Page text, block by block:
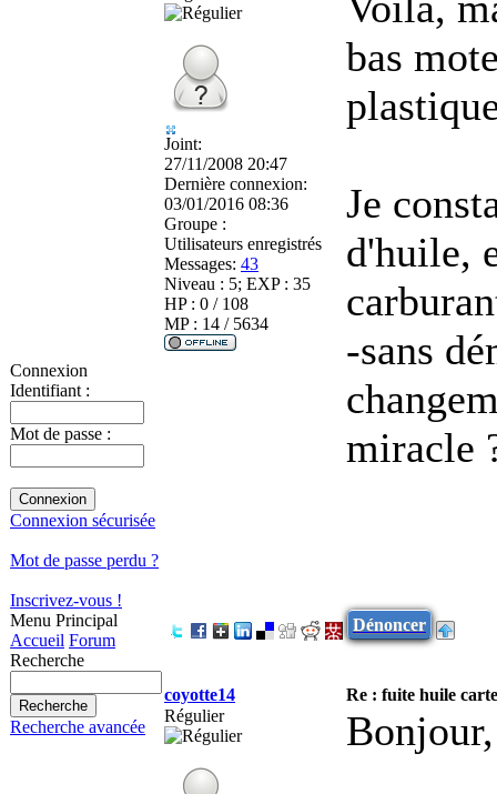
Connexion
Identifiant :
Mot de passe :
Connexion sécurisée
Mot de passe perdu ?
Inscrivez-vous !
Menu Principal
Accueil Forum
Recherche
Recherche avancée
Joint:
27/11/2008 20:47
Dernière connexion:
03/01/2016 08:36
Groupe :
Utilisateurs enregistrés
Messages: 43
Niveau : 5; EXP : 35
HP : 0 / 108
MP : 14 / 5634
bas
Je
d'huile,
-sans
miracle
Dénoncer
coyotte14
Re : fuite huile
Régulier
Bonjour,